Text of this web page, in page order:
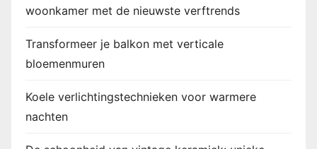
woonkamer met de nieuwste verftrends
Transformeer je balkon met verticale
bloemenmuren
Koele verlichtingstechnieken voor warmere
nachten